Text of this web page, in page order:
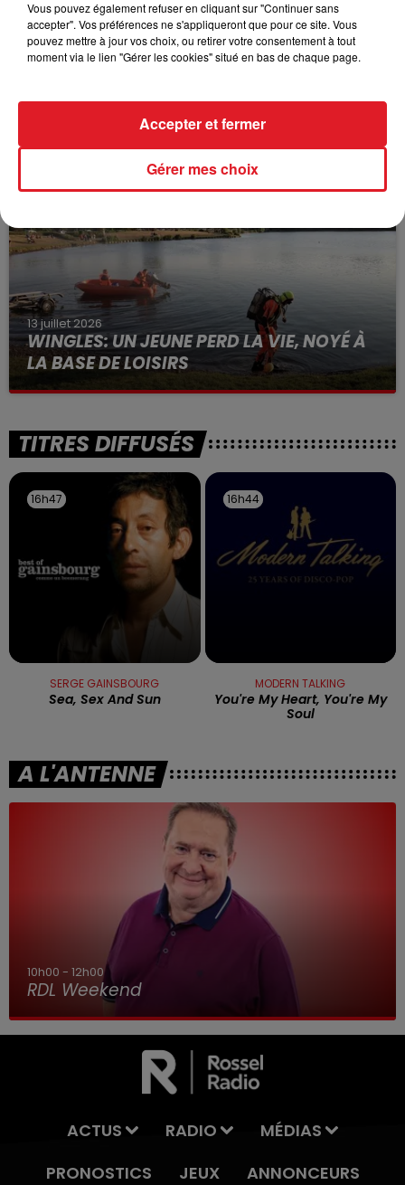
BÉTHUNE: ENQUÊTE POUR HOMICIDE
VOLONTAIRE EN COURS, APRÈS LA...
Selon les premiers éléments, le logement servait
à des prostituées
13 juillet 2026
WINGLES: UN JEUNE PERD LA VIE, NOYÉ À
LA BASE DE LOISIRS
La victime a coulé à pic
TITRES DIFFUSÉS
16h47
16h47
SERGE GAINSBOURG
Sea, Sex And Sun
16h44
16h44
MODERN TALKING
You're My Heart, You're My
Soul
A L'ANTENNE
10h00 - 12h00
RDL Weekend
ACTUS RADIO
MÉDIAS
PRONOSTICS
JEUX ANNONCEURS
Vous pouvez également refuser en cliquant sur "Continuer sans
accepter". Vos préférences ne s'appliqueront que pour ce site. Vous
pouvez mettre à jour vos choix, ou retirer votre consentement à tout
moment via le lien "Gérer les cookies" situé en bas de chaque page.
Gérer mes choix
Accepter et fermer